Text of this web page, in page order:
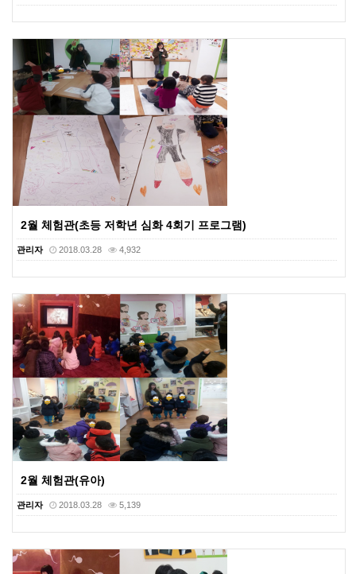
2월 체험관(초등 저학년 심화 4회기 프로그램)
관리자 2018.03.28 4,932
2월 체험관(유아)
관리자 2018.03.28 5,139